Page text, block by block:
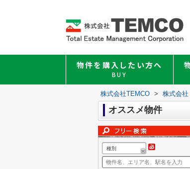
物件を購入したい方へ
BUY
株式会社TEMCO > 株式会
オススメ物件
種別